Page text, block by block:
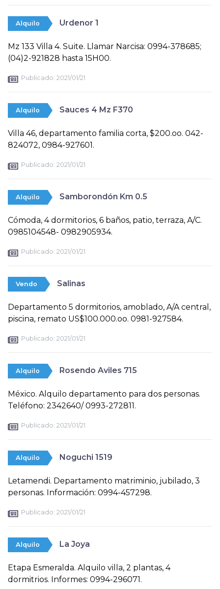
Alquilo Urdenor 1
Mz 133 Villa 4. Suite. Llamar Narcisa: 0994-378685;
(04)2-921828 hasta 15H00.
Publicado: 2021/01/21
Alquilo Sauces 4 Mz F370
Villa 46, departamento familia corta, $200.oo. 042-
824072, 0984-927601.
Publicado: 2021/01/21
Alquilo Samborondón Km 0.5
Cómoda, 4 dormitorios, 6 baños, patio, terraza, A/C.
0985104548- 0982905934.
Publicado: 2021/01/21
Vendo Salinas
Departamento 5 dormitorios, amoblado, A/A central,
piscina, remato US$100.000.oo. 0981-927584.
Publicado: 2021/01/21
Alquilo Rosendo Aviles 715
México. Alquilo departamento para dos personas.
Teléfono: 2342640/ 0993-272811.
Publicado: 2021/01/21
Alquilo Noguchi 1519
Letamendi. Departamento matriminio, jubilado, 3
personas. Información: 0994-457298.
Publicado: 2021/01/21
Alquilo La Joya
Etapa Esmeralda. Alquilo villa, 2 plantas, 4
dormitrios. Informes: 0994-296071.